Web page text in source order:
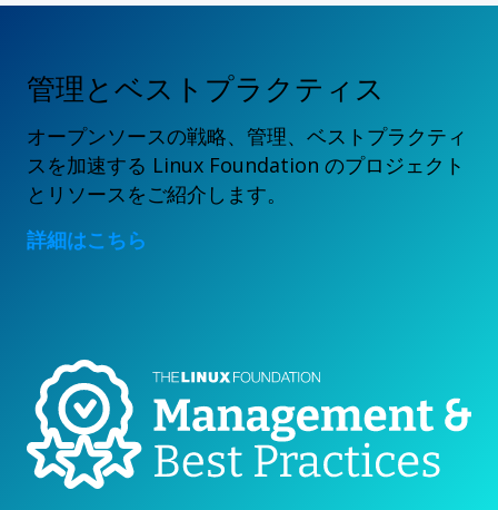
管理とベストプラクティス
オープンソースの戦略、管理、ベストプラクティ
スを加速する Linux Foundation のプロジェクト
とリソースをご紹介します。
詳細はこちら